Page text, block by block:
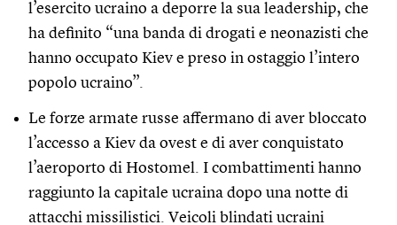
l’esercito ucraino a deporre la sua leadership, che
ha definito “una banda di drogati e neonazisti che
hanno occupato Kiev e preso in ostaggio l’intero
popolo ucraino”.
Le forze armate russe affermano di aver bloccato
l’accesso a Kiev da ovest e di aver conquistato
l’aeroporto di Hostomel. I combattimenti hanno
raggiunto la capitale ucraina dopo una notte di
attacchi missilistici. Veicoli blindati ucraini